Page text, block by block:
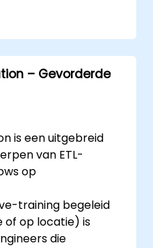
– Gevorderde
is een uitgebreid
van ETL-
op
training begeleid
of op locatie) is
die